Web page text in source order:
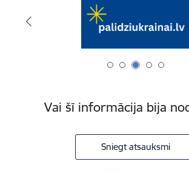
Vai šī informācija bija
Sniegt atsauksmi